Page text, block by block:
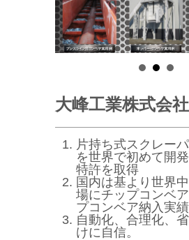
大峰工業株式会
片持ち式スクレー
を世界で初めて開
特許を取得
国内は基より世界
場にチップコンベ
プコンベア納入実
自動化、合理化、
けに自信。